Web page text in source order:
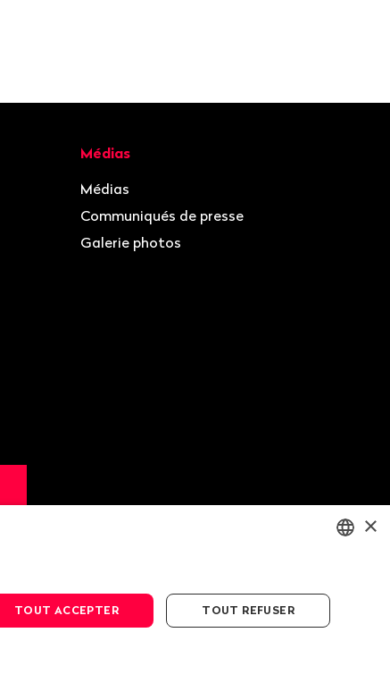
Médias
Médias
Communiqués de presse
Galerie photos
DEUTSCH
×
TOUT ACCEPTER TOUT REFUSER